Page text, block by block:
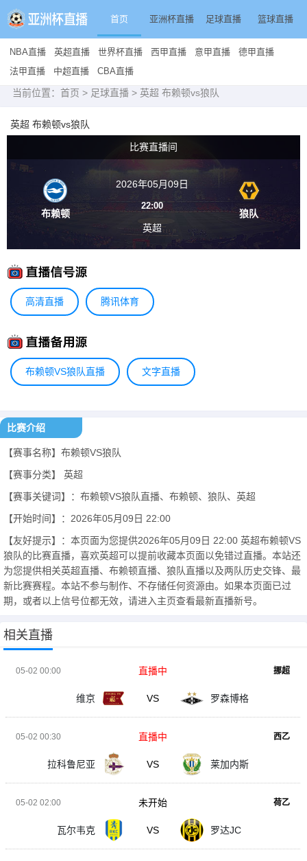
首页 亚洲杯直播 足球直播 篮球直播
NBA直播 英超直播 世界杯直播 西甲直播 意甲直播
德甲直播
法甲直播
中超直播 CBA直播
当前位置： 首页 > 足球直播 > 英超 布赖顿vs狼队
英超 布赖顿vs狼队
比赛直播间
布赖顿
2026年05月09日
22:00
英超
狼队
高清直播 腾讯体育
布赖顿VS狼队直播 文字直播
比赛介绍
【赛事名称】布赖顿VS狼队
【赛事分类】 英超
【赛事关键词】：布赖顿VS狼队直播、布赖顿、狼队、英超
【开始时间】：2026年05月09日 22:00
【友好提示】：本页面为您提供2026年05月09日 22:00 英超布赖顿VS
狼队的比赛直播，喜欢英超可以提前收藏本页面以免错过直播。本站还
为您提供相关英超直播、布赖顿直播、狼队直播以及两队历史交锋、最
新比赛赛程。本站不参与制作、不存储任何资源由。如果本页面已过
期，或者以上信号位都无效，请进入主页查看最新直播新号。
相关直播
05-02 00:00 挪超
维京 VS 罗森博格
直播中
05-02 00:30 西乙
拉科鲁尼亚 VS 莱加内斯
直播中
05-02 02:00 荷乙
瓦尔韦克 VS 罗达JC
未开始